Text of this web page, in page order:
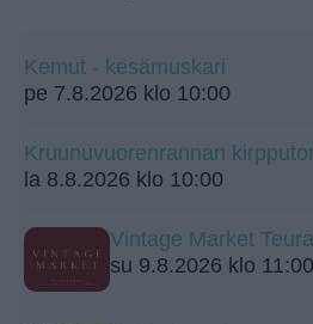
Kemut - kesämuskari
pe 7.8.2026 klo 10:00
Kruunuvuorenrannan
la 8.8.2026 klo 10:00
Vintage Market
su 9.8.2026 klo 11:00